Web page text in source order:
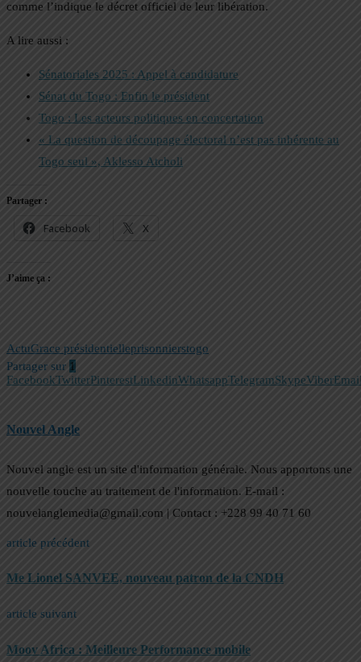
comme l’indique le décret officiel de leur libération.
A lire aussi :
Sénatoriales 2025 : Appel à candidature
Sénat du Togo : Enfin le président
Togo : Les acteurs politiques en concertation
« La question de découpage électoral n’est pas inhérente au
Togo seul », Aklesso Atcholi
Partager :
Facebook X
J’aime ça :
ActuGrace présidentielleprisonnierstogo
Partager sur 1
FacebookTwitterPinterestLinkedinWhatsappTelegramSkypeViber
Nouvel Angle
Nouvel angle est un site d'information générale. Nous apportons une
nouvelle touche au traitement de l'information. E-mail :
nouvelanglemedia@gmail.com | Contact : +228 99 40 71 60
article précédent
Me Lionel SANVEE, nouveau patron de la CNDH
article suivant
Moov Africa : Meilleure Performance mobile